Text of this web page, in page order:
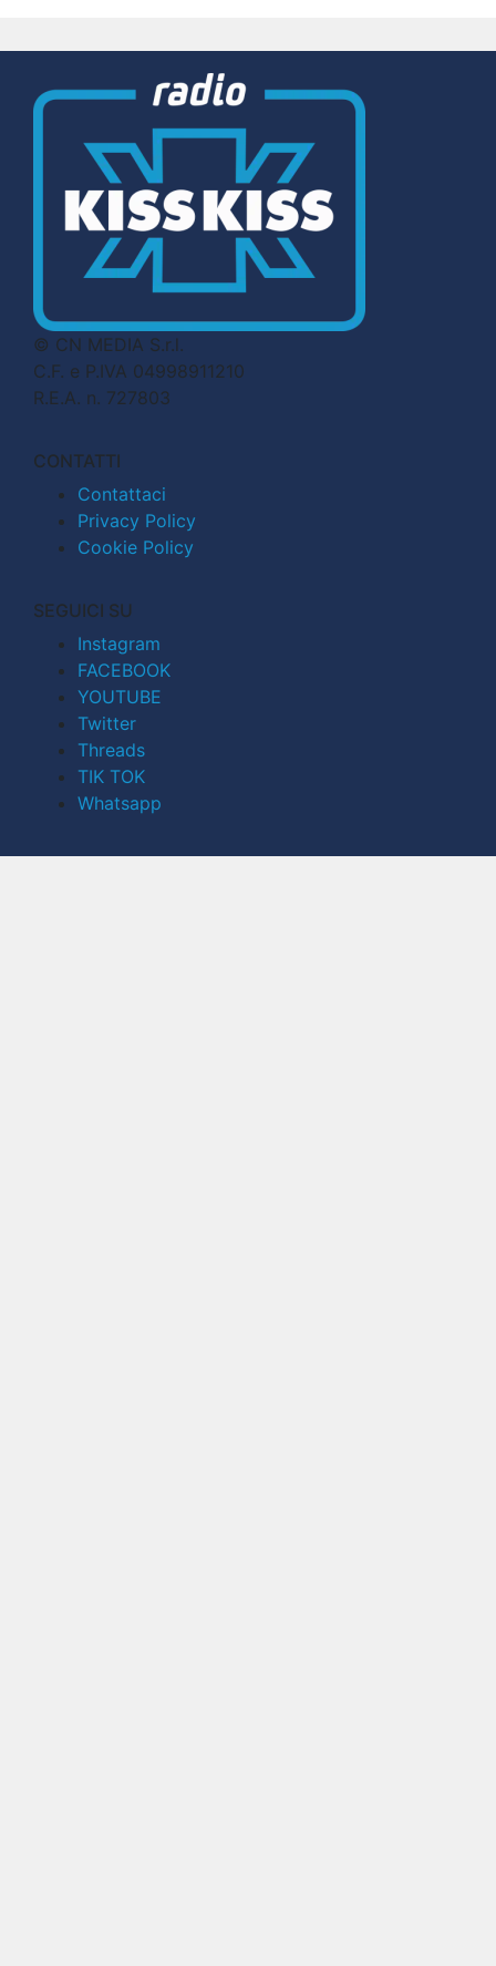
© CN MEDIA S.r.l.
C.F. e P.IVA 04998911210
R.E.A. n. 727803
CONTATTI
Contattaci
Privacy Policy
Cookie Policy
SEGUICI SU
Instagram
FACEBOOK
YOUTUBE
Twitter
Threads
TIK TOK
Whatsapp